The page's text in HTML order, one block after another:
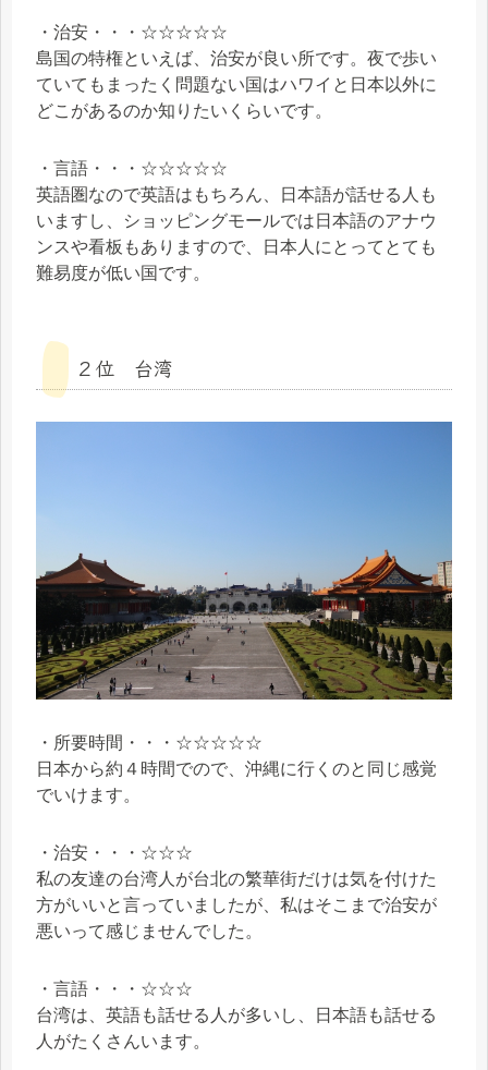
・治安・・・☆☆☆☆☆
島国の特権といえば、治安が良い所です。夜で歩い
ていてもまったく問題ない国はハワイと日本以外に
どこがあるのか知りたいくらいです。
・言語・・・☆☆☆☆☆
英語圏なので英語はもちろん、日本語が話せる人も
いますし、ショッピングモールでは日本語のアナウ
ンスや看板もありますので、日本人にとってとても
難易度が低い国です。
２位 台湾
・所要時間・・・☆☆☆☆☆
日本から約４時間でので、沖縄に行くのと同じ感覚
でいけます。
・治安・・・☆☆☆
私の友達の台湾人が台北の繁華街だけは気を付けた
方がいいと言っていましたが、私はそこまで治安が
悪いって感じませんでした。
・言語・・・☆☆☆
台湾は、英語も話せる人が多いし、日本語も話せる
人がたくさんいます。